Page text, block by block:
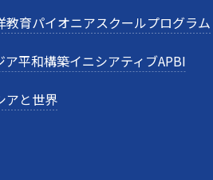
教育パイオニアスクールプログラム
ア平和構築イニシアティブAPBI
アと世界